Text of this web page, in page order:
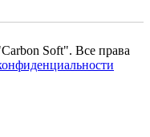
Soft". Все права